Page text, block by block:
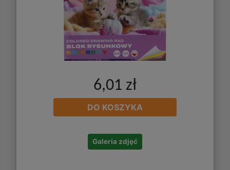
6,01 zł
DO KOSZYKA
Galeria zdjęć